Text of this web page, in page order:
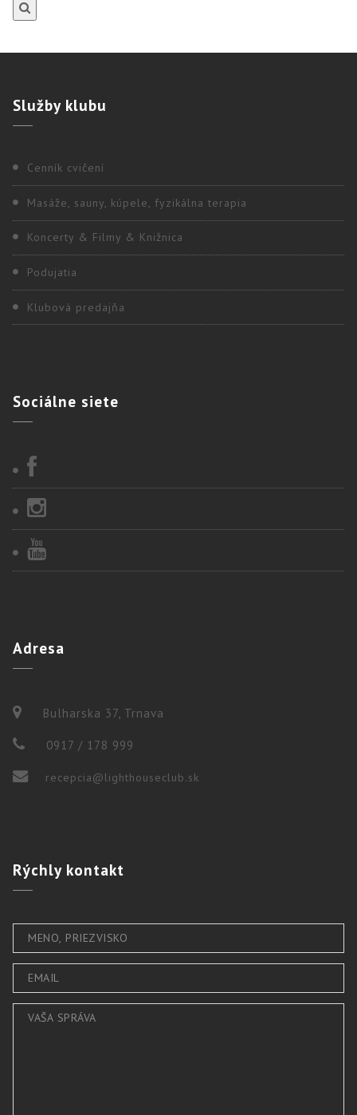
Službyklubu
Cenník cvičení
Masáže, sauny, kúpele, fyzikálna terapia
Koncerty & Filmy & Knižnica
Podujatia
Klubová predajňa
Sociálne siete
Adresa
Bulharska 37, Trnava
0917 / 178 999
recepcia@lighthouseclub.sk
Rýchlykontakt